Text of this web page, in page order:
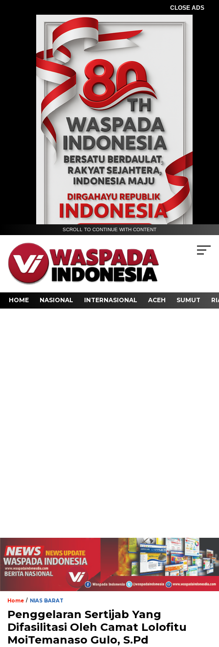
CLOSE ADS
SCROLL TO CONTINUE WITH CONTENT
HOME NASIONAL INTERNASIONAL ACEH SUMUT
Home / NIAS BARAT
Penggelaran Sertijab Yang
Difasilitasi Oleh Camat Lolofitu
MoiTemanaso Gulo, S.Pd